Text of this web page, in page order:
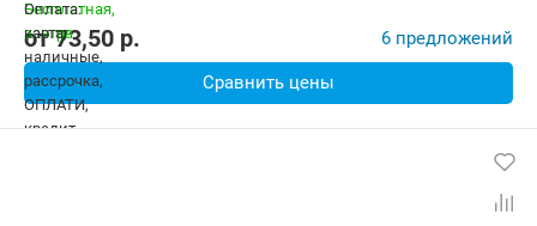
от73,50 p. 6 предложений
Сравнить цены